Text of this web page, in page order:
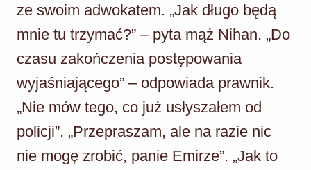
ze swoim adwokatem. „Jak długo będą
mnie tu trzymać?” – pyta mąż Nihan. „Do
czasu zakończenia postępowania
wyjaśniającego” – odpowiada prawnik.
„Nie mów tego, co już usłyszałem od
policji”. „Przepraszam, ale na razie nic
nie mogę zrobić, panie Emirze”. „Jak to